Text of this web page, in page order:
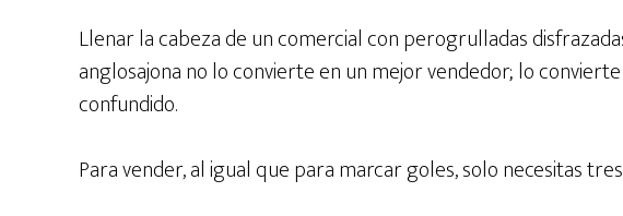
Llenar la cabeza de un comercial con perogrulladas
anglosajona no lo convierte en un mejor vendedor; lo
confundido.
Para vender, al igual que para marcar goles, solo necesitas